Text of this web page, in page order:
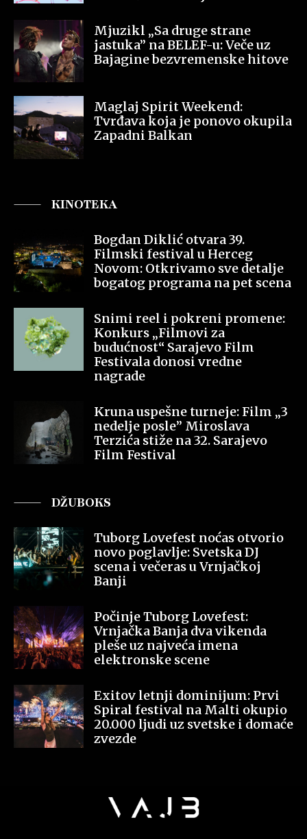
Mjuzikl „Sa druge strane
jastuka” na BELEF-u: Veče uz
Bajagine bezvremenske hitove
Maglaj Spirit Weekend:
Tvrđava koja je ponovo okupila
Zapadni Balkan
KINOTEKA
Bogdan Diklić otvara 39.
Filmski festival u Herceg
Novom: Otkrivamo sve detalje
bogatog programa na pet scena
Snimi reel i pokreni promene:
Konkurs „Filmovi za
budućnost“ Sarajevo Film
Festivala donosi vredne
nagrade
Kruna uspešne turneje: Film „3
nedelje posle” Miroslava
Terzića stiže na 32. Sarajevo
Film Festival
DŽUBOKS
Tuborg Lovefest noćas otvorio
novo poglavlje: Svetska DJ
scena i večeras u Vrnjačkoj
Banji
Počinje Tuborg Lovefest:
Vrnjačka Banja dva vikenda
pleše uz najveća imena
elektronske scene
Exitov letnji dominijum: Prvi
Spiral festival na Malti okupio
20.000 ljudi uz svetske i domaće
zvezde